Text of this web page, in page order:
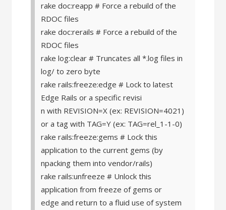
rake doc:reapp # Force a rebuild of the
RDOC files
rake doc:rerails # Force a rebuild of the
RDOC files
rake log:clear # Truncates all *.log files in
log/ to zero byte
rake rails:freeze:edge # Lock to latest
Edge Rails or a specific revisi
n with REVISION=X (ex: REVISION=4021)
or a tag with TAG=Y (ex: TAG=rel_1-1-0)
rake rails:freeze:gems # Lock this
application to the current gems (by
npacking them into vendor/rails)
rake rails:unfreeze # Unlock this
application from freeze of gems or
edge and return to a fluid use of system